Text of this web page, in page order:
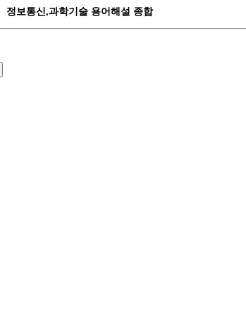
정보통신,과학기술 용어해설 종합